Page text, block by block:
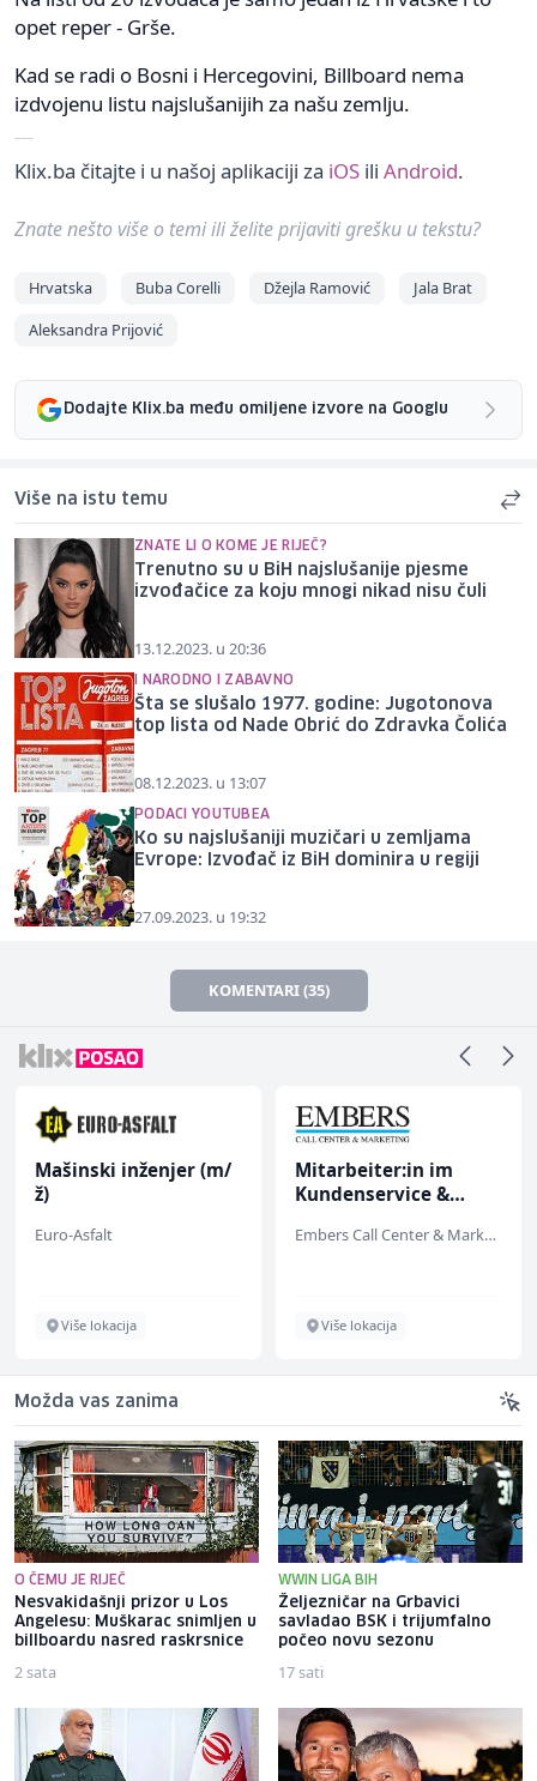
opet reper - Grše.
Kad se radi o Bosni i Hercegovini, Billboard nema
izdvojenu listu najslušanijih za našu zemlju.
Klix.ba čitajte i u našoj aplikaciji za iOS ili Android.
Znate nešto više o temi ili želite prijaviti grešku u tekstu?
Hrvatska Buba Corelli Džejla Ramović
Jala Brat
Aleksandra Prijović
Dodajte Klix.ba među omiljene izvore na Googlu
Više na istu temu
ZNATE LI O KOME JE RIJEČ?
Trenutno su u BiH najslušanije pjesme
izvođačice za koju mnogi nikad nisu čuli
13.12.2023. u 20:36
I NARODNO I ZABAVNO
Šta se slušalo 1977. godine: Jugotonova
top lista od Nade Obrić do Zdravka Čolića
08.12.2023. u 13:07
PODACI YOUTUBEA
Ko su najslušaniji muzičari u zemljama
Evrope: Izvođač iz BiH dominira u regiji
27.09.2023. u 19:32
KOMENTARI (35)
Mašinski inženjer (m/
ž)
Euro-Asfalt
Više lokacija
Mitarbeiter:in im
Kundenservice &
Embers Call Center & Marketing
Više lokacija
Možda vas zanima
O ČEMU JE RIJEČ
Nesvakidašnji prizor u Los
Angelesu: Muškarac snimljen u
billboardu nasred raskrsnice
2 sata
WWIN LIGA BIH
Željezničar na Grbavici
savladao BSK i trijumfalno
počeo novu sezonu
17 sati